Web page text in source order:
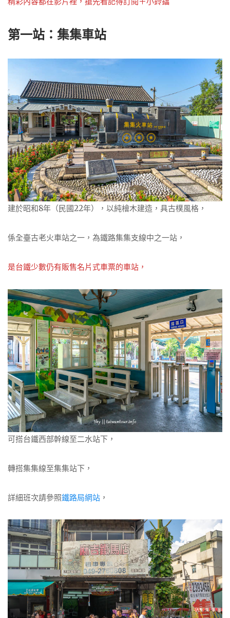
第一站：集集車站
建於昭和8年（民國22年），以純檜木建造，具古樸風格，
係全臺古老火車站之一，為鐵路集集支線中之一站，
是台鐵少數仍有販售名片式車票的車站，
可搭台鐵西部幹線至二水站下，
轉搭集集線至集集站下，
詳細班次請參照鐵路局網站 ，